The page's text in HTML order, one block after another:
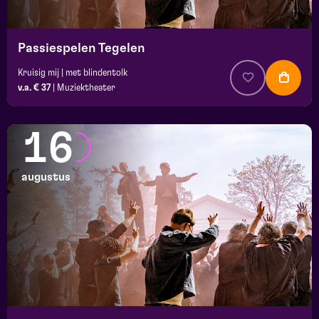
Passiespelen Tegelen
Kruisig mij | met blindentolk
v.a. € 37
Muziektheater
16
augustus